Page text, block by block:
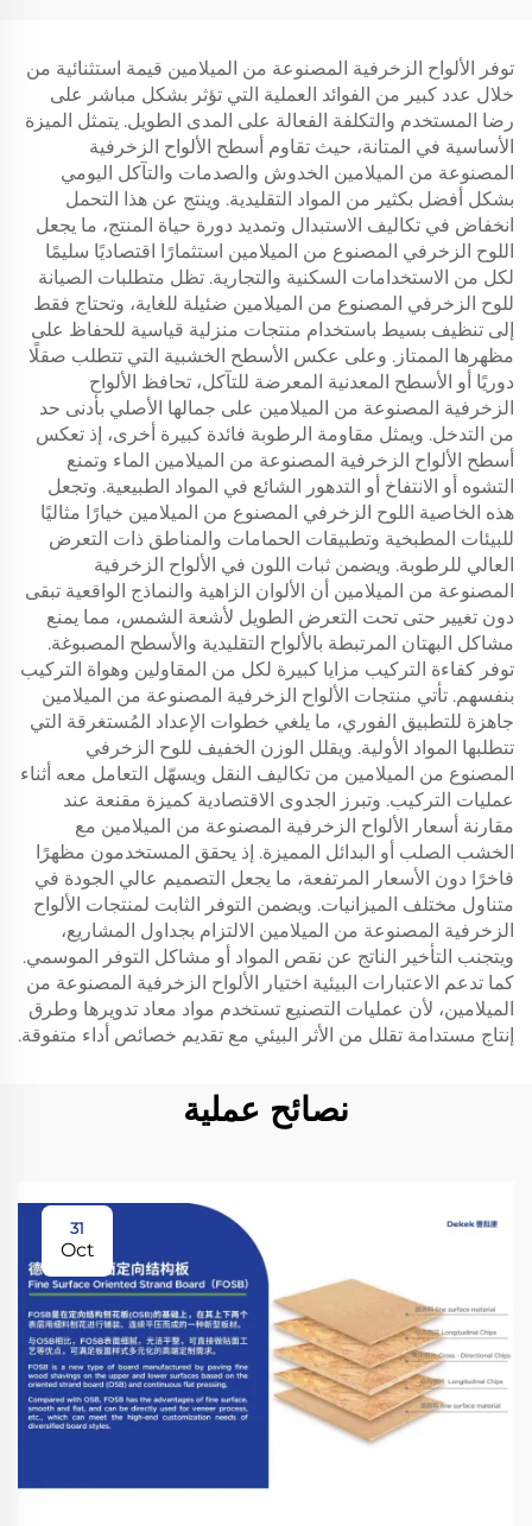
توفر الألواح الزخرفية المصنوعة من الميلامين قيمة استثنائية من
خلال عدد كبير من الفوائد العملية التي تؤثر بشكل مباشر على
رضا المستخدم والتكلفة الفعالة على المدى الطويل. يتمثل الميزة
الأساسية في المتانة، حيث تقاوم أسطح الألواح الزخرفية
المصنوعة من الميلامين الخدوش والصدمات والتآكل اليومي
بشكل أفضل بكثير من المواد التقليدية. وينتج عن هذا التحمل
انخفاض في تكاليف الاستبدال وتمديد دورة حياة المنتج، ما يجعل
اللوح الزخرفي المصنوع من الميلامين استثمارًا اقتصاديًا سليمًا
لكل من الاستخدامات السكنية والتجارية. تظل متطلبات الصيانة
للوح الزخرفي المصنوع من الميلامين ضئيلة للغاية، وتحتاج فقط
إلى تنظيف بسيط باستخدام منتجات منزلية قياسية للحفاظ على
مظهرها الممتاز. وعلى عكس الأسطح الخشبية التي تتطلب صقلًا
دوريًا أو الأسطح المعدنية المعرضة للتآكل، تحافظ الألواح
الزخرفية المصنوعة من الميلامين على جمالها الأصلي بأدنى حد
من التدخل. ويمثل مقاومة الرطوبة فائدة كبيرة أخرى، إذ تعكس
أسطح الألواح الزخرفية المصنوعة من الميلامين الماء وتمنع
التشوه أو الانتفاخ أو التدهور الشائع في المواد الطبيعية. وتجعل
هذه الخاصية اللوح الزخرفي المصنوع من الميلامين خيارًا مثاليًا
للبيئات المطبخية وتطبيقات الحمامات والمناطق ذات التعرض
العالي للرطوبة. ويضمن ثبات اللون في الألواح الزخرفية
المصنوعة من الميلامين أن الألوان الزاهية والنماذج الواقعية تبقى
دون تغيير حتى تحت التعرض الطويل لأشعة الشمس، مما يمنع
مشاكل البهتان المرتبطة بالألواح التقليدية والأسطح المصبوغة.
توفر كفاءة التركيب مزايا كبيرة لكل من المقاولين وهواة التركيب
بنفسهم. تأتي منتجات الألواح الزخرفية المصنوعة من الميلامين
جاهزة للتطبيق الفوري، ما يلغي خطوات الإعداد المُستغرقة التي
تتطلبها المواد الأولية. ويقلل الوزن الخفيف للوح الزخرفي
المصنوع من الميلامين من تكاليف النقل ويسهّل التعامل معه أثناء
عمليات التركيب. وتبرز الجدوى الاقتصادية كميزة مقنعة عند
مقارنة أسعار الألواح الزخرفية المصنوعة من الميلامين مع
الخشب الصلب أو البدائل المميزة. إذ يحقق المستخدمون مظهرًا
فاخرًا دون الأسعار المرتفعة، ما يجعل التصميم عالي الجودة في
متناول مختلف الميزانيات. ويضمن التوفر الثابت لمنتجات الألواح
الزخرفية المصنوعة من الميلامين الالتزام بجداول المشاريع،
ويتجنب التأخير الناتج عن نقص المواد أو مشاكل التوفر الموسمي.
كما تدعم الاعتبارات البيئية اختيار الألواح الزخرفية المصنوعة من
الميلامين، لأن عمليات التصنيع تستخدم مواد معاد تدويرها وطرق
إنتاج مستدامة تقلل من الأثر البيئي مع تقديم خصائص أداء متفوقة.
نصائح عملية
31
Oct